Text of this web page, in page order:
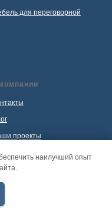
наилучший опыт
для переговорной
проекты
обработки
данных